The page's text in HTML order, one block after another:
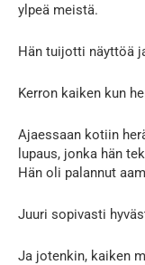
ylpeä meistä.
Hän tuijotti näyttöä
Kerron kaiken kun
Ajaessaan kotiin
lupaus, jonka hän
Hän oli palannut
Juuri sopivasti
Ja jotenkin, kaiken